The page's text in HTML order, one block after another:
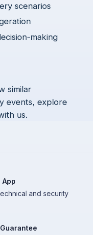
scenarios
making
similar
events, explore
us.
and security